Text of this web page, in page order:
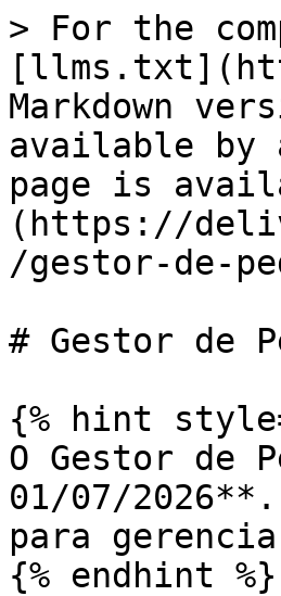
> For the
Markdown
available by
page is
(https://
/gestor-de-
# Gestor de
{% hint
O Gestor de
01/07/
para
{% endhint %}